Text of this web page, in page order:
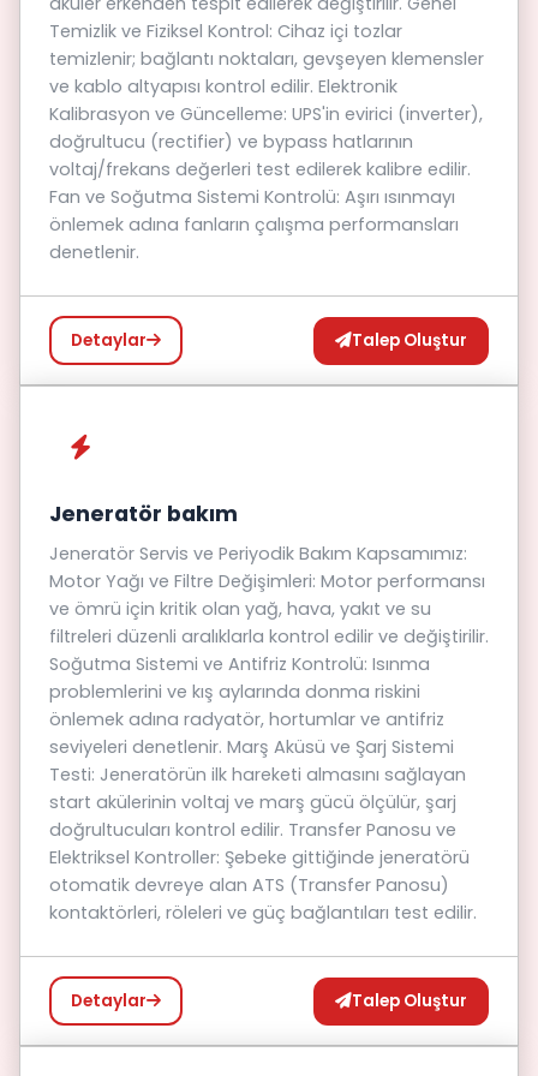
Temizlik ve Fiziksel Kontrol: Cihaz içi tozlar
temizlenir; bağlantı noktaları, gevşeyen klemensler
ve kablo altyapısı kontrol edilir. Elektronik
Kalibrasyon ve Güncelleme: UPS'in evirici (inverter),
doğrultucu (rectifier) ve bypass hatlarının
voltaj/frekans değerleri test edilerek kalibre edilir.
Fan ve Soğutma Sistemi Kontrolü: Aşırı ısınmayı
önlemek adına fanların çalışma performansları
denetlenir.
Detaylar Talep Oluştur
Jeneratör bakım
Jeneratör Servis ve Periyodik Bakım Kapsamımız:
Motor Yağı ve Filtre Değişimleri: Motor performansı
ve ömrü için kritik olan yağ, hava, yakıt ve su
filtreleri düzenli aralıklarla kontrol edilir ve değiştirilir.
Soğutma Sistemi ve Antifriz Kontrolü: Isınma
problemlerini ve kış aylarında donma riskini
önlemek adına radyatör, hortumlar ve antifriz
seviyeleri denetlenir. Marş Aküsü ve Şarj Sistemi
Testi: Jeneratörün ilk hareketi almasını sağlayan
start akülerinin voltaj ve marş gücü ölçülür, şarj
doğrultucuları kontrol edilir. Transfer Panosu ve
Elektriksel Kontroller: Şebeke gittiğinde jeneratörü
otomatik devreye alan ATS (Transfer Panosu)
kontaktörleri, röleleri ve güç bağlantıları test edilir.
Detaylar Talep Oluştur